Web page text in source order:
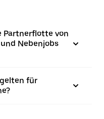
Partnerflotte von
Nebenjobs
für